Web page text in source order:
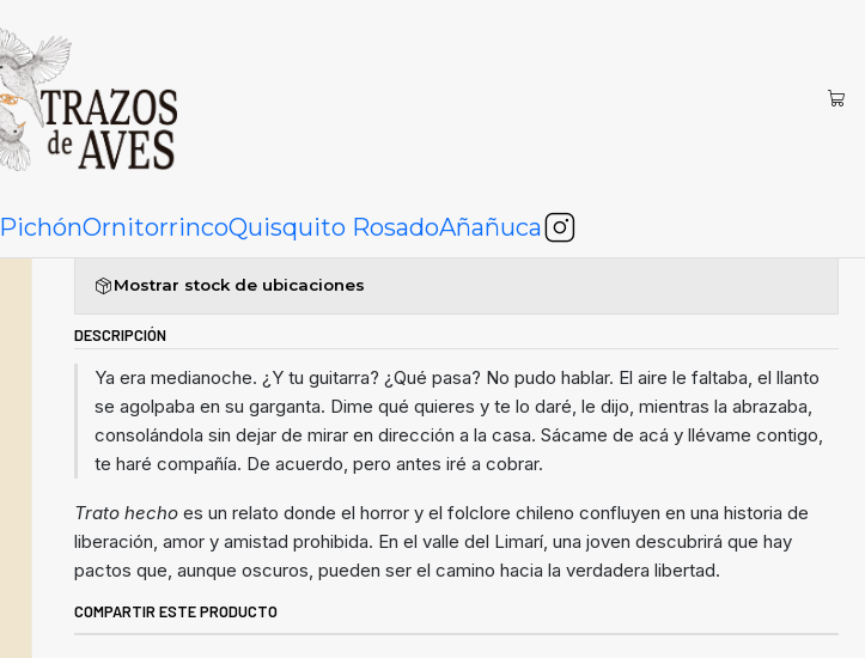
PichónOrnitorrincoQuisquito RosadoAñañuca
|
Trato hecho
Cantidad
Agregar al Carro
Mostrar stock de ubicaciones
DESCRIPCIÓN
Ya era medianoche. ¿Y tu guitarra? ¿Qué pasa? No pudo hablar. El aire le faltaba, el llanto
se agolpaba en su garganta. Dime qué quieres y te lo daré, le dijo, mientras la abrazaba,
consolándola sin dejar de mirar en dirección a la casa. Sácame de acá y llévame contigo,
te haré compañía. De acuerdo, pero antes iré a cobrar.
Trato hecho es un relato donde el horror y el folclore chileno confluyen en una historia de
liberación, amor y amistad prohibida. En el valle del Limarí, una joven descubrirá que hay
pactos que, aunque oscuros, pueden ser el camino hacia la verdadera libertad.
COMPARTIR ESTE PRODUCTO